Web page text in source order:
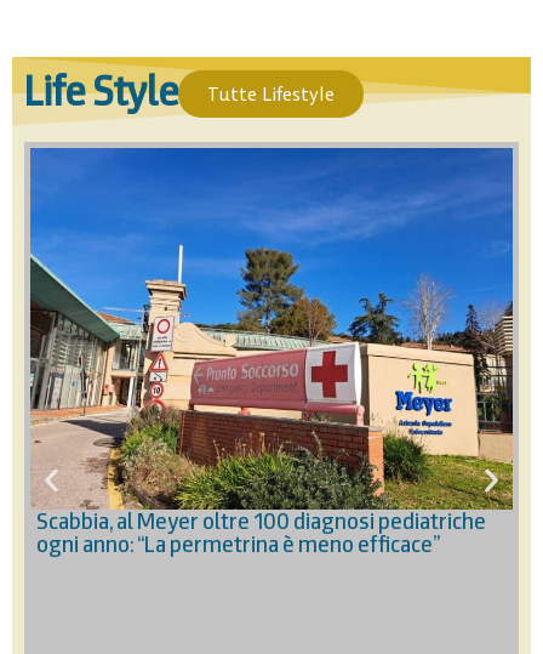
Life Style Tutte Lifestyle
Scabbia, al Meyer oltre 100 diagnosi pediatriche
ogni anno: “La permetrina è meno efficace”